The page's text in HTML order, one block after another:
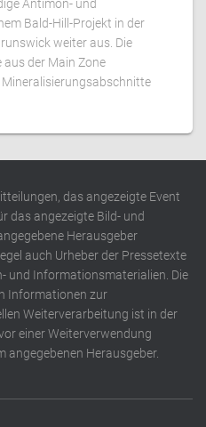
Antimon- und
Bald-Hill-Projekt in der
weiter aus. Die
der Main Zone
das angezeigte Event
das angezeigte Bild- und
Herausgeber
auch Urheber der Pressetexte
und Informationsmaterialien. Die
Informationen zur
Weiterverarbeitung ist in der
einer Weiterverwendung
angegebenen Herausgeber.